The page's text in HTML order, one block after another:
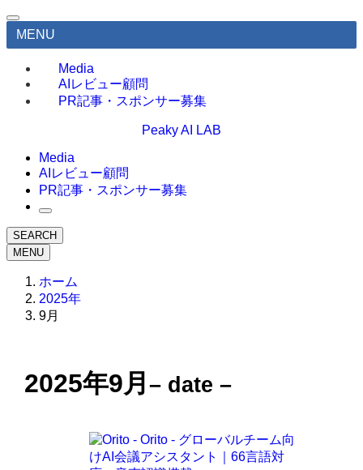
MENU
Media
AIレビュー顧問
PR記事・スポンサー募集
Peaky AI LAB
Media
AIレビュー顧問
PR記事・スポンサー募集
SEARCH
MENU
ホーム
2025年
9月
2025年9月– date –